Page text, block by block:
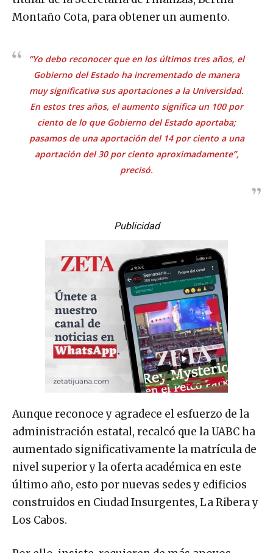
Montaño Cota, para obtener un aumento.
“Yo debo reconocer que en los últimos tres años, el
Gobierno del Estado ha incrementado de manera
muy significativa sus aportaciones a la Universidad.
En estos tres años, el aumento significa un 100 por
ciento de lo que Gobierno del Estado aportaba;
pasamos de una aportación del 14 por ciento a una
aportación del 30 por ciento aproximadamente”,
precisó.
Publicidad
Aunque reconoce y agradece el esfuerzo de la
administración estatal, recalcó que la UABC ha
aumentado significativamente la matrícula de
nivel superior y la oferta académica en este
último año, esto por nuevas sedes y edificios
construidos en Ciudad Insurgentes, La Ribera y
Los Cabos.